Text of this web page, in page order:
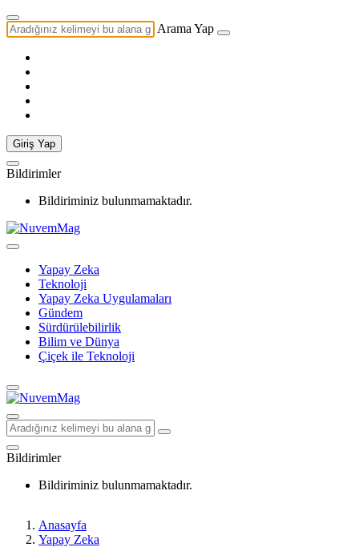
Arama Yap
Giriş Yap
Bildirimler
Bildiriminiz bulunmamaktadır.
Yapay Zeka
Teknoloji
Yapay Zeka Uygulamaları
Gündem
Sürdürülebilirlik
Bilim ve Dünya
Çiçek ile Teknoloji
Bildirimler
Bildiriminiz bulunmamaktadır.
Anasayfa
Yapay Zeka